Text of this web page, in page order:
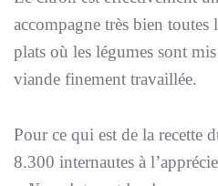
accompagne très bien toutes
plats où les légumes sont
viande finement travaillée.
Pour ce qui est de la recette
8.300 internautes à